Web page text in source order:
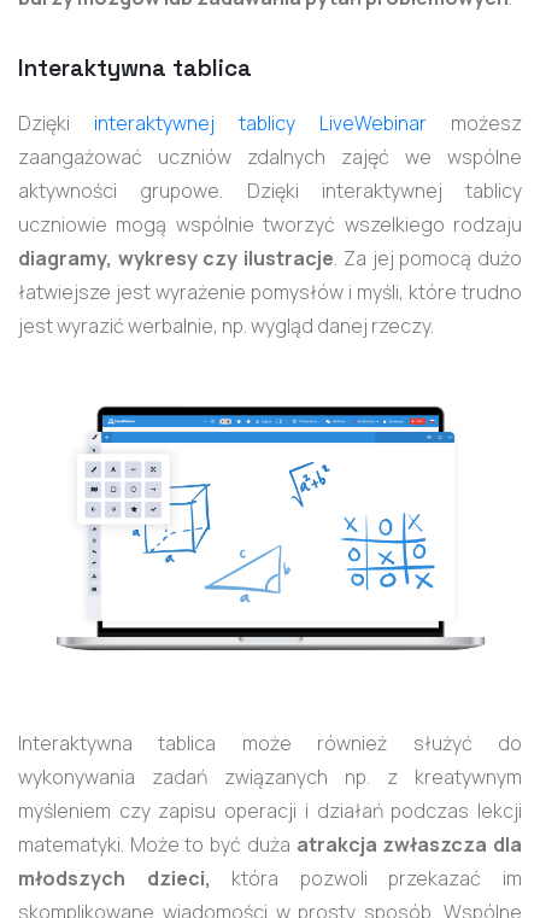
Interaktywna tablica
Dzięki interaktywnej tablicy LiveWebinar możesz
zaangażować uczniów zdalnych zajęć we wspólne
aktywności grupowe. Dzięki interaktywnej tablicy
uczniowie mogą wspólnie tworzyć wszelkiego rodzaju
diagramy, wykresy czy ilustracje. Za jej pomocą dużo
łatwiejsze jest wyrażenie pomysłów i myśli, które trudno
jest wyrazić werbalnie, np. wygląd danej rzeczy.
Interaktywna tablica może również służyć do
wykonywania zadań związanych np. z kreatywnym
myśleniem czy zapisu operacji i działań podczas lekcji
matematyki. Może to być duża atrakcja zwłaszcza dla
młodszych dzieci, która pozwoli przekazać im
skomplikowane wiadomości w prosty sposób. Wspólne